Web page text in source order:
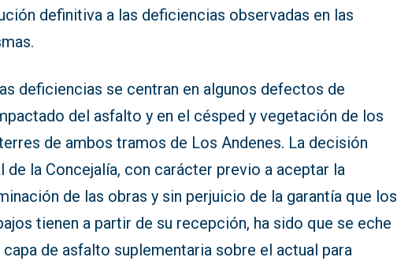
definitiva a las deficiencias observadas en las
deficiencias se centran en algunos defectos de
del asfalto y en el césped y vegetación de los
de ambos tramos de Los Andenes. La decisión
de la Concejalía, con carácter previo a aceptar la
de las obras y sin perjuicio de la garantía que los
tienen a partir de su recepción, ha sido que se eche
capa de asfalto suplementaria sobre el actual para